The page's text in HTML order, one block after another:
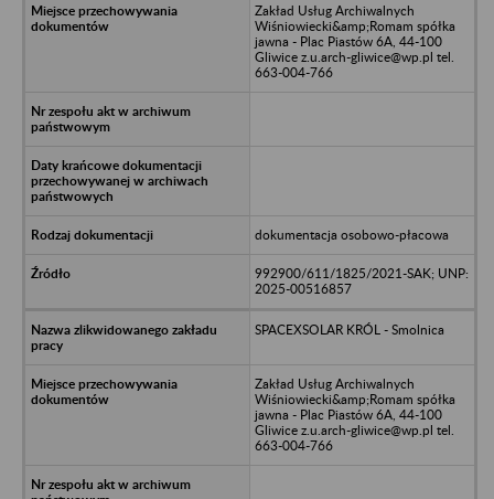
Zakład Usług Archiwalnych
Wiśniowiecki&amp;Romam spółka
jawna - Plac Piastów 6A, 44-100
Gliwice z.u.arch-gliwice@wp.pl tel.
663-004-766
dokumentacja osobowo-płacowa
992900/611/1825/2021-SAK; UNP:
2025-00516857
SPACEXSOLAR KRÓL - Smolnica
Zakład Usług Archiwalnych
Wiśniowiecki&amp;Romam spółka
jawna - Plac Piastów 6A, 44-100
Gliwice z.u.arch-gliwice@wp.pl tel.
663-004-766